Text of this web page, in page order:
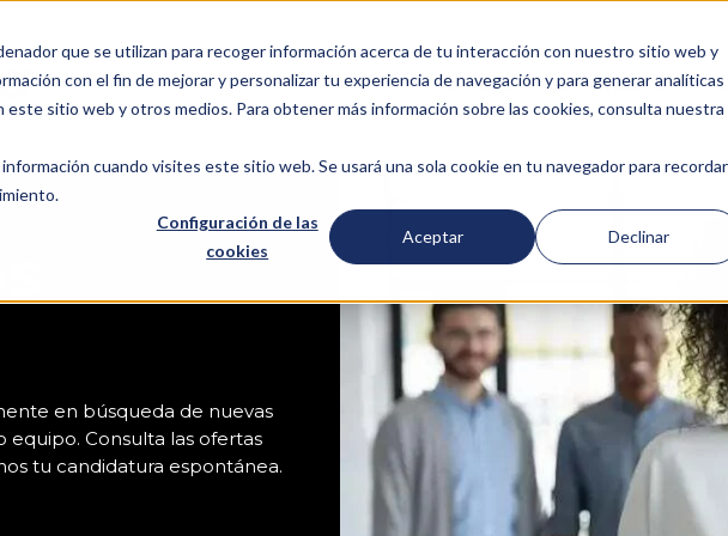
que se utilizan para recoger información acerca de tu interacción con nuestro sitio web y
con el fin de mejorar y personalizar tu experiencia de navegación y para generar analíticas
sitio web y otros medios. Para obtener más información sobre las cookies, consulta nuestra
cuando visites este sitio web. Se usará una sola cookie en tu navegador para recordar
Configuración de las
cookies
Aceptar Declinar
Pantallas para farmacias
en búsqueda de nuevas
equipo. Consulta las ofertas
tu candidatura espontánea.